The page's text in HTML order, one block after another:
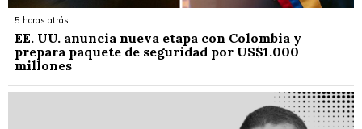
5 horas atrás
EE. UU. anuncia nueva etapa con Colombia y
prepara paquete de seguridad por US$1.000
millones